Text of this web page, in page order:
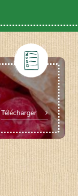
Télécharger